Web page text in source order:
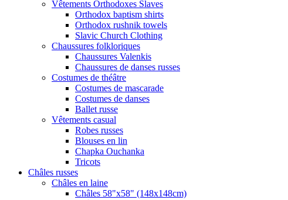
Vêtements Orthodoxes Slaves
Orthodox baptism shirts
Orthodox rushnik towels
Slavic Church Clothing
Chaussures folkloriques
Chaussures Valenkis
Chaussures de danses russes
Costumes de théâtre
Costumes de mascarade
Costumes de danses
Ballet russe
Vêtements casual
Robes russes
Blouses en lin
Chapka Ouchanka
Tricots
Châles russes
Châles en laine
Châles 58"x58" (148x148cm)